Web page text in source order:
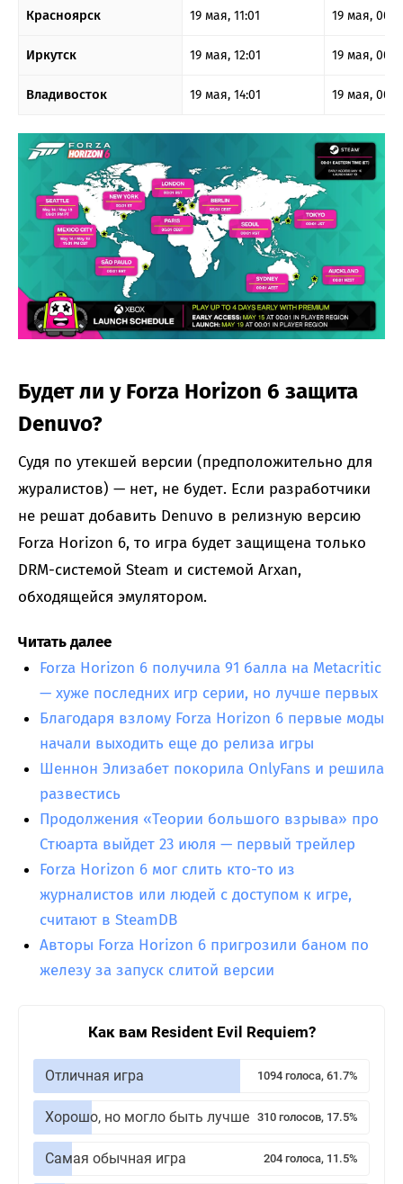
Красноярск 19 мая, 11:01 19 мая,
Иркутск 19 мая, 12:01 19 мая,
Владивосток 19 мая, 14:01 19 мая,
Будет ли у Forza Horizon 6 защита
Denuvo?
Судя по утекшей версии (предположительно для
журалистов) — нет, не будет. Если разработчики
не решат добавить Denuvo в релизную версию
Forza Horizon 6, то игра будет защищена только
DRM-системой Steam и системой Arxan,
обходящейся эмулятором.
Читать далее
Forza Horizon 6 получила 91 балла на Metacritic
— хуже последних игр серии, но лучше первых
Благодаря взлому Forza Horizon 6 первые моды
начали выходить еще до релиза игры
Шеннон Элизабет покорила OnlyFans и решила
развестись
Продолжения «Теории большого взрыва» про
Стюарта выйдет 23 июля — первый трейлер
Forza Horizon 6 мог слить кто-то из
журналистов или людей с доступом к игре,
считают в SteamDB
Авторы Forza Horizon 6 пригрозили баном по
железу за запуск слитой версии
Как вам Resident Evil Requiem?
Отличная игра 1094 голоса, 61.7%
Хорошо, но могло быть лучше 310 голосов, 17.5%
Самая обычная игра 204 голоса, 11.5%